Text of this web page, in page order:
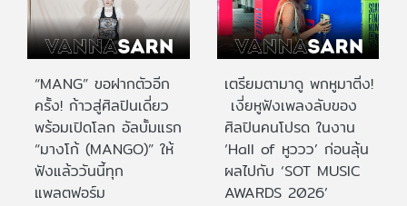
“MANG” ขอฝากตัวอีก
ครั้ง! ก้าวสู่ศิลปินเดี่ยว
พร้อมเปิดโลก อัลบั้มแรก
“มางโก้ (MANGO)” ให้
ฟังแล้ววันนี้ทุก
แพลตฟอร์ม
เตรียมตามาดู พกหูมาติ่ง!
เงี่ยหูฟังเพลงลับของ
ศิลปินคนโปรด ในงาน
‘Hall of หูววว’ ก่อนลุ้น
ผลไปกับ ‘SOT MUSIC
AWARDS 2026’